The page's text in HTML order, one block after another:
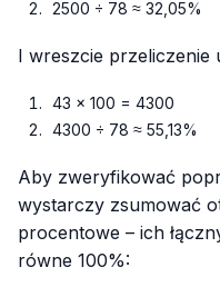
2500 ÷ 78 ≈ 32,05%
I wreszcie przeliczenie
43 × 100 = 4300
4300 ÷ 78 ≈ 55,13%
Aby zweryfikować
wystarczy zsumować
procentowe – ich
równe 100%: